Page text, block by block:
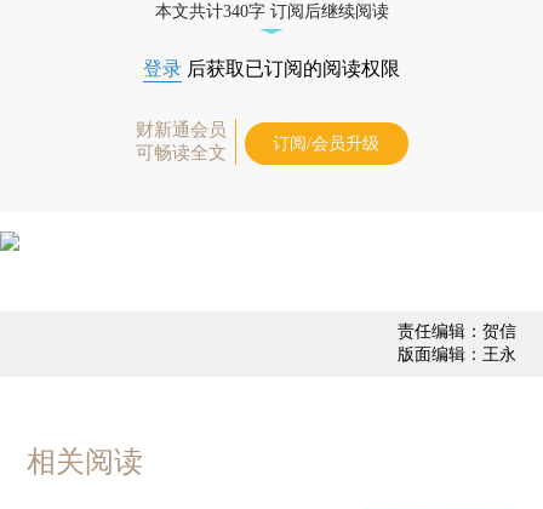
本文共计340字 订阅后继续阅读
登录 后获取已订阅的阅读权限
财新通会员
可畅读全文
订阅/会员升级
责任编辑：贺信
版面编辑：王永
相关阅读